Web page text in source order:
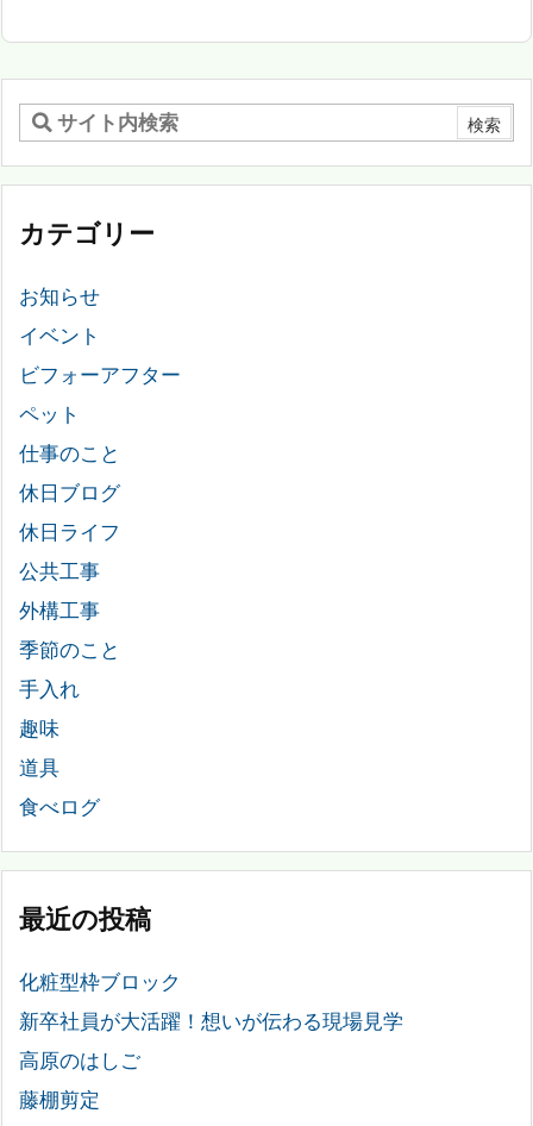
カテゴリー
お知らせ
イベント
ビフォーアフター
ペット
仕事のこと
休日ブログ
休日ライフ
公共工事
外構工事
季節のこと
手入れ
趣味
道具
食べログ
最近の投稿
化粧型枠ブロック
新卒社員が大活躍！想いが伝わる現場見学
高原のはしご
藤棚剪定